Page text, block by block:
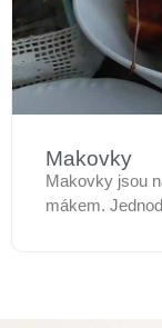
Makovky
Makovky jsou
mákem.